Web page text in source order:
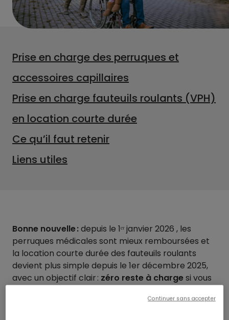
Prise en charge des perruques et
accessoires capillaires
Prise en charge fauteuils roulants (VPH)
en location courte durée
Ce qu’il faut retenir
Liens utiles
Bonne nouvelle :depuis le 1ᵉʳ janvier 2026 , les
perruques médicales sont mieux remboursées et
la location courte durée des fauteuils roulants
devient plus simple depuis le 1er décembre 2025,
avec un objectif clair : zéro reste à chargesi vous
lorsque les conditions sont réunies.Continuer sans accepter